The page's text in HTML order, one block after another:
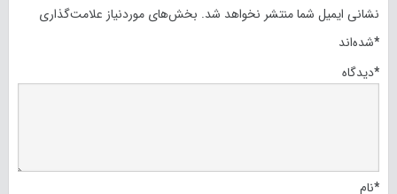
نشانی ایمیل شما منتشر نخواهد شد. بخش‌های موردنیاز علامت‌گذاری
شده‌اند*
دیدگاه*
نام*